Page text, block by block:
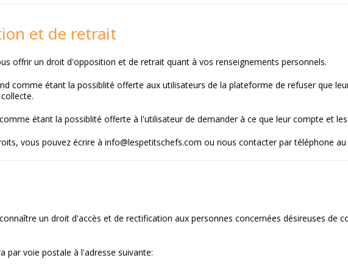
et de retrait
offrir un droit d'opposition et de retrait quant à vos renseignements personnels.
comme étant la possiblité offerte aux utilisateurs de la plateforme de refuser que
étant la possiblité offerte à l'utilisateur de demander à ce que leur compte et
vous pouvez écrire à info@lespetitschefs.com ou nous contacter par téléphone
un droit d'accès et de rectification aux personnes concernées désireuses de
par voie postale à l'adresse suivante: